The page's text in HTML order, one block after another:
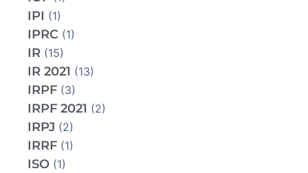
IPI (1)
IPRC (1)
IR (15)
IR 2021 (13)
IRPF (3)
IRPF 2021 (2)
IRPJ (2)
IRRF (1)
ISO (1)